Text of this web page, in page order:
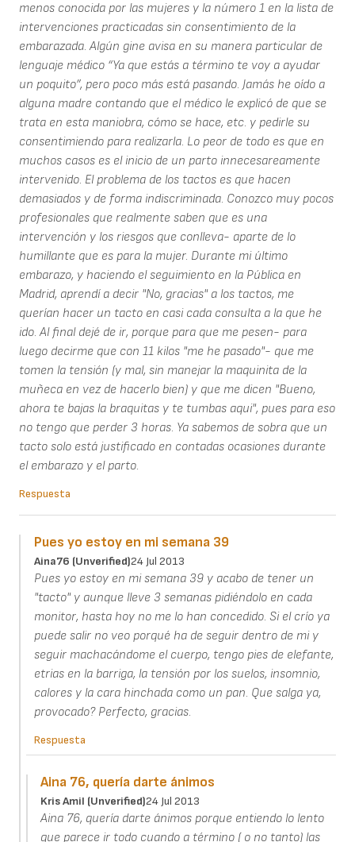
menos conocida por las mujeres y la número 1 en la lista de
intervenciones practicadas sin consentimiento de la
embarazada. Algún gine avisa en su manera particular de
lenguaje médico “Ya que estás a término te voy a ayudar
un poquito”, pero poco más está pasando. Jamás he oído a
alguna madre contando que el médico le explicó de que se
trata en esta maniobra, cómo se hace, etc. y pedirle su
consentimiendo para realizarla. Lo peor de todo es que en
muchos casos es el inicio de un parto innecesareamente
intervenido. El problema de los tactos es que hacen
demasiados y de forma indiscriminada. Conozco muy pocos
profesionales que realmente saben que es una
intervención y los riesgos que conlleva- aparte de lo
humillante que es para la mujer. Durante mi último
embarazo, y haciendo el seguimiento en la Pública en
Madrid, aprendí a decir "No, gracias" a los tactos, me
querían hacer un tacto en casi cada consulta a la que he
ido. Al final dejé de ir, porque para que me pesen- para
luego decirme que con 11 kilos "me he pasado"- que me
tomen la tensión (y mal, sin manejar la maquinita de la
muñeca en vez de hacerlo bien) y que me dicen "Bueno,
ahora te bajas la braquitas y te tumbas aqui", pues para eso
no tengo que perder 3 horas. Ya sabemos de sobra que un
tacto solo está justificado en contadas ocasiones durante
el embarazo y el parto.
Respuesta
Pues yo estoy en mi semana 39
Aina76 (unverified)24 Jul 2013
Pues yo estoy en mi semana 39 y acabo de tener un
"tacto" y aunque lleve 3 semanas pidiéndolo en cada
monitor, hasta hoy no me lo han concedido. Si el crío ya
puede salir no veo porqué ha de seguir dentro de mi y
seguir machacándome el cuerpo, tengo pies de elefante,
etrias en la barriga, la tensión por los suelos, insomnio,
calores y la cara hinchada como un pan. Que salga ya,
provocado? Perfecto, gracias.
Respuesta
Aina 76, quería darte ánimos
Kris Amil (unverified)24 Jul 2013
Aina 76, quería darte ánimos porque entiendo lo lento
que parece ir todo cuando a término ( o no tanto) las